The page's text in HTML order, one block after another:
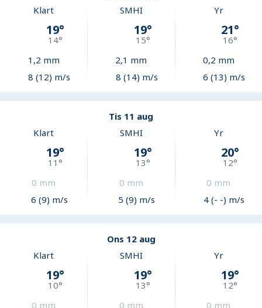
Klart
19°
14°
1,2 mm
8 (12) m/s
SMHI
19°
15°
2,1 mm
8 (14) m/s
Yr
21°
16°
0,2 mm
6 (13) m/s
Tis 11 aug
Klart
19°
11°
0 mm
6 (9) m/s
SMHI
19°
13°
0 mm
5 (9) m/s
Yr
20°
12°
0 mm
4 (- -) m/s
Ons 12 aug
Klart
19°
10°
0 mm
SMHI
19°
13°
0 mm
Yr
19°
12°
0 mm